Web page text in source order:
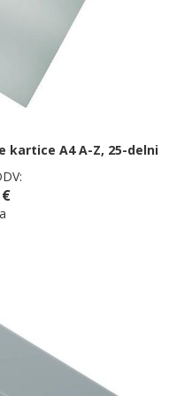
kartice A4 A-Z, 25-delni